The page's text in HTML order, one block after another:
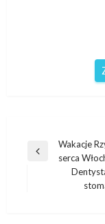
Nawigacja
wpisu
Poprzedni
Wakacje
serca